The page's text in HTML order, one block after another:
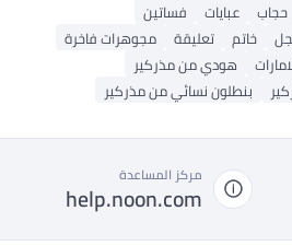
حجاب عبايات
فساتين
خاتم تعليقة
مجوهرات فاخرة
هودي من مذركير
بنطلون نسائي من مذركير
مركز المساعدة
help.noon.com